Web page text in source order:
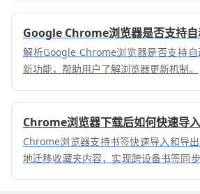
Google Chrome浏览器是否支持
解析Google Chrome浏览器是否支持
新功能，帮助用户了解浏览器更新机制。
Chrome浏览器下载后如何快速导
Chrome浏览器支持书签快速导入和导
地迁移收藏夹内容，实现跨设备书签同